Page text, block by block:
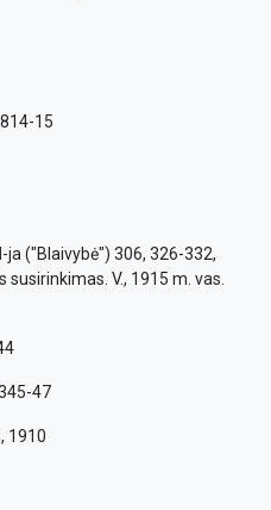
15
("Blaivybė") 306, 326-332,
V., 1915 m. vas.
47
1910